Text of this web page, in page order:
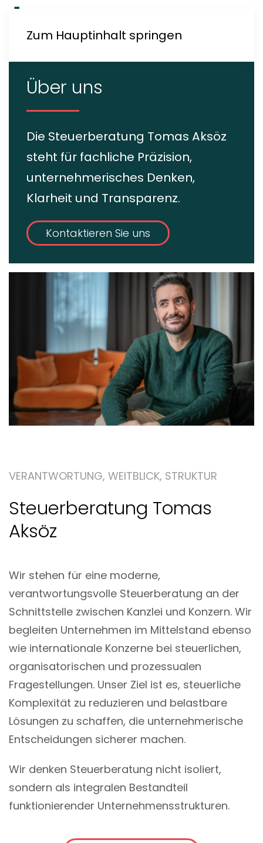
Zum Hauptinhalt springen
Über uns
Die Steuerberatung Tomas Aksöz
steht für fachliche Präzision,
unternehmerisches Denken,
Klarheit und Transparenz.
Kontaktieren Sie uns
VERANTWORTUNG, WEITBLICK, STRUKTUR
Steuerberatung Tomas
Aksöz
Wir stehen für eine moderne,
verantwortungsvolle Steuerberatung an der
Schnittstelle zwischen Kanzlei und Konzern. Wir
begleiten Unternehmen im Mittelstand ebenso
wie internationale Konzerne bei steuerlichen,
organisatorischen und prozessualen
Fragestellungen. Unser Ziel ist es, steuerliche
Komplexität zu reduzieren und belastbare
Lösungen zu schaffen, die unternehmerische
Entscheidungen sicherer machen.
Wir denken Steuerberatung nicht isoliert,
sondern als integralen Bestandteil
funktionierender Unternehmensstrukturen.